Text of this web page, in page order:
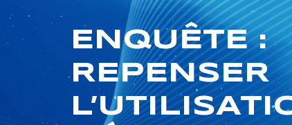
ENQUÊTE :
REPENSER